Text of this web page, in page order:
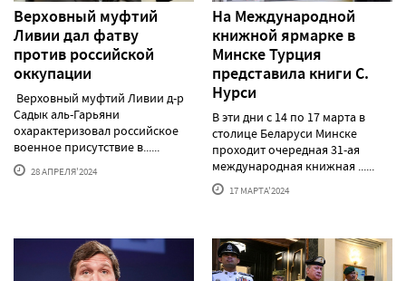
Верховный муфтий
Ливии дал фатву
против российской
оккупации
Верховный муфтий Ливии д-р
Садык аль-Гарьяни
охарактеризовал российское
военное присутствие в......
28 АПРЕЛЯ'2024
На Международной
книжной ярмарке в
Минске Турция
представила книги С.
Нурси
В эти дни с 14 по 17 марта в
столице Беларуси Минске
проходит очередная 31-ая
международная книжная ......
17 МАРТА'2024